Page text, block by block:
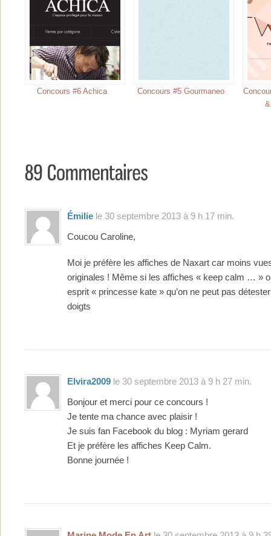
Concours #6 Achica Concours #5 Gourmaneo
Émilie le 30 septembre 2013 à 9 h 17 min.
Coucou Caroline,
Moi je préfère les affiches de Naxart car moins
originales ! Même si les affiches « keep calm … »
esprit « princesse kate » qu’on ne peut pas
doigts
Elvira2009 le 30 septembre 2013 à 9 h 27 min.
Bonjour et merci pour ce concours !
Je tente ma chance avec plaisir !
Je suis fan Facebook du blog : Myriam gerard
Et je préfère les affiches Keep Calm.
Bonne journée !